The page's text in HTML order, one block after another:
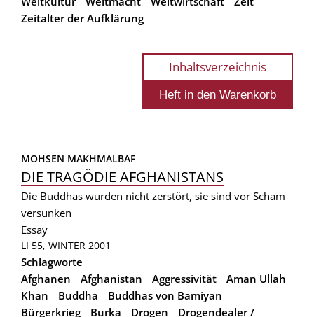
Zeitalter der Aufklärung
Inhaltsverzeichnis
MOHSEN MAKHMALBAF
DIE TRAGÖDIE AFGHANISTANS
Die Buddhas wurden nicht zerstört, sie sind vor Scham
versunken
Essay
LI 55, WINTER 2001
Schlagworte
Afghanen
Afghanistan Aggressivität
Aman Ullah
Khan
Buddha
Buddhas von Bamiyan
Bürgerkrieg
Burka Drogen
Drogendealer /